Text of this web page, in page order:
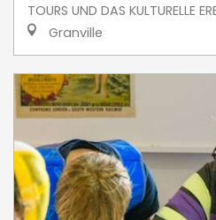
TOURS UND DAS KULTURELLE
Granville